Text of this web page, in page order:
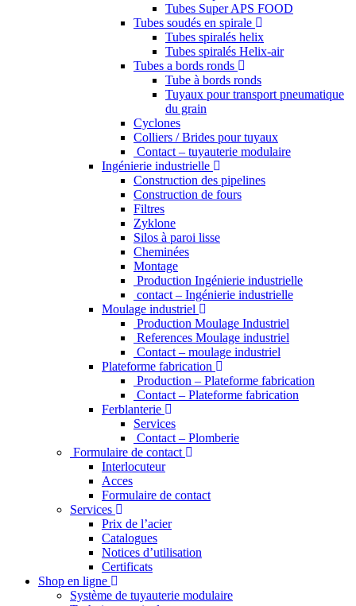
Tubes Super APS FOOD
Tubes soudés en spirale
Tubes spiralés helix
Tubes spiralés Helix-air
Tubes a bords ronds
Tube à bords ronds
Tuyaux pour transport pneumatique
du grain
Cyclones
Colliers / Brides pour tuyaux
Contact – tuyauterie modulaire
Ingénierie industrielle
Construction des pipelines
Construction de fours
Filtres
Zyklone
Silos à paroi lisse
Cheminées
Montage
Production Ingénierie industrielle
contact – Ingénierie industrielle
Moulage industriel
Production Moulage Industriel
References Moulage industriel
Contact – moulage industriel
Plateforme fabrication
Production – Plateforme fabrication
Contact – Plateforme fabrication
Ferblanterie
Services
Contact – Plomberie
Formulaire de contact
Interlocuteur
Acces
Formulaire de contact
Services
Prix de l’acier
Catalogues
Notices d’utilisation
Certificats
Shop en ligne
Système de tuyauterie modulaire